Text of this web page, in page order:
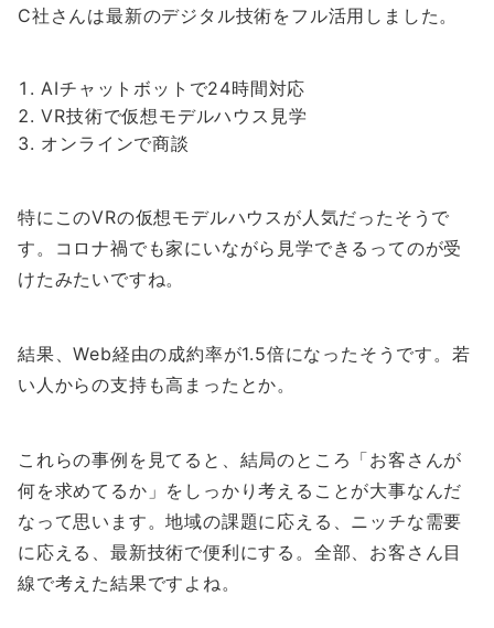
C社さんは最新のデジタル技術をフル活用しました。
AIチャットボットで24時間対応
VR技術で仮想モデルハウス見学
オンラインで商談
特にこのVRの仮想モデルハウスが人気だったそうで
す。コロナ禍でも家にいながら見学できるってのが受
けたみたいですね。
結果、Web経由の成約率が1.5倍になったそうです。若
い人からの支持も高まったとか。
これらの事例を見てると、結局のところ「お客さんが
何を求めてるか」をしっかり考えることが大事なんだ
なって思います。地域の課題に応える、ニッチな需要
に応える、最新技術で便利にする。全部、お客さん目
線で考えた結果ですよね。